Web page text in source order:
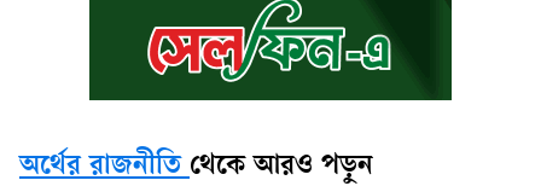
অর্থের রাজনীতি থেকে আরও পড়ুন